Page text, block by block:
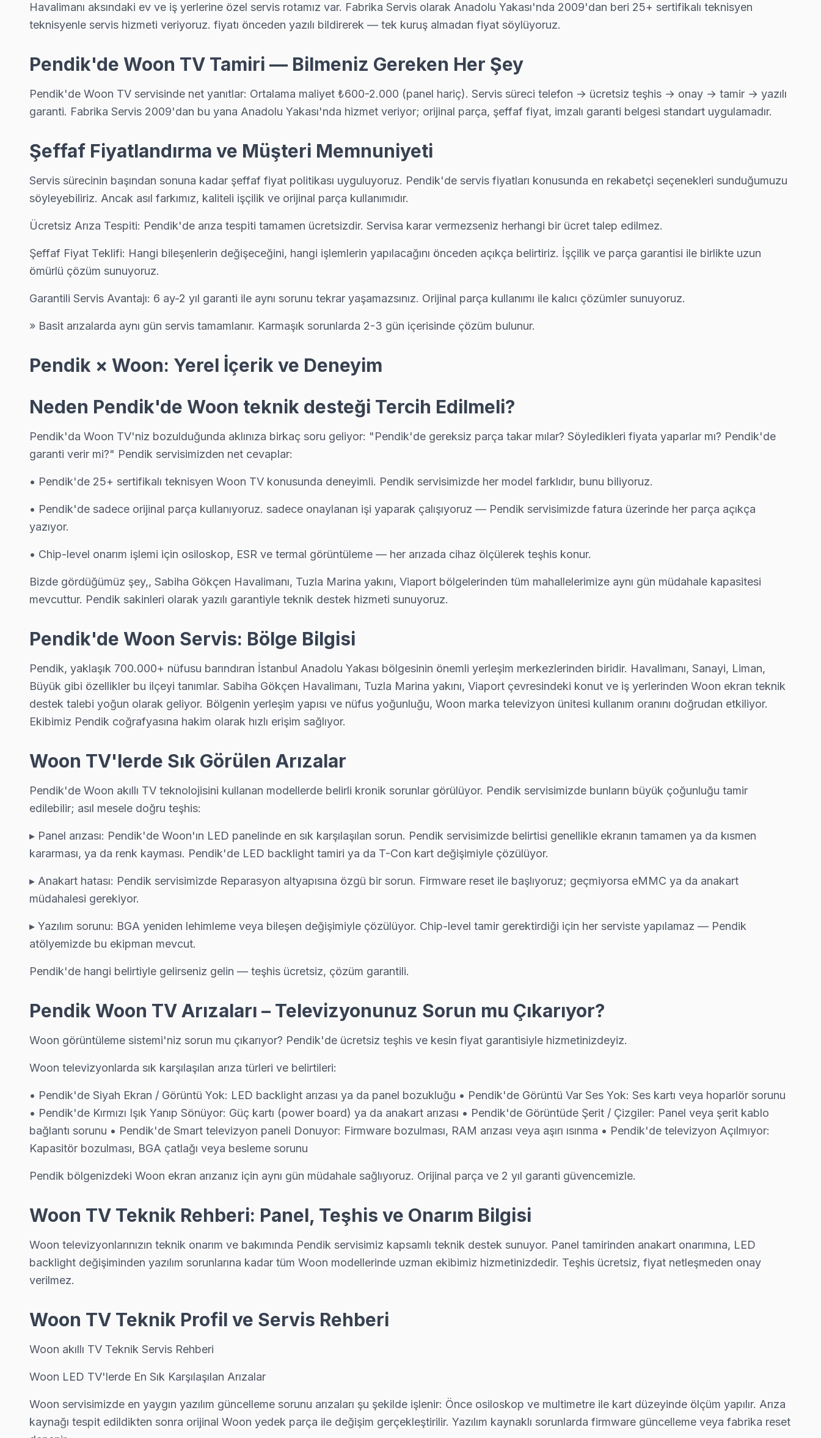
Pendik Woon Servis →
Woon marka TV'niz Emirli'de çalışmıyorsa teknik ekibimizi arayın: ücretsiz telefon danışmanlığıyla sorunu yönlendiriyoruz, gereksiz ev ziyareti yapmıyoruz.
Pendik Woon Servis →
Ertuğrul Gazi Woon Servis
Woon TV'niz Ertuğrul Gazi'de arıza yaptıysa taşımanıza gerek yok — teknik ekibimiz Ertuğrul Gazi adresine aynı gün geliyor, teşhis ücretsiz.
Esenler Woon Servis
Esenler'den gelen Woon TV arızaları arasında en sık güç kartı ve anakart sorunları görülüyor. Pendik servisimizde bu arızaları genellikle aynı gün tamamlıyoruz.
Esenler Woon Anakart Tamiri →
Esenyalı Woon Servis
Esenyalı mahallesi Woon TV servisinde şeffaf çalışıyoruz: hangi parçanın değiştiğini, maliyet dağılımını ve garanti kapsamını müşteri önünde anlatıyoruz. Pendik standartlarımız bu.
Woon Servis Merkezi →
Fatih bölgesindeki Woon kullanıcıları için haftanın 7 günü servis; Pendik ekibimiz pazar ve resmi tatilde de normal ücret tarifesiyle çalışıyor.
Pendik TV Servis Merkezi →
Woon TV'de T-Con kart arızası Fevzi Çakmak mahallesinde sık karşılaştığımız bir sorun. Orijinal T-Con ile değişim yapıyoruz, renk bozukluğu ve ekran titremesi geçiyor.
Göçbeyli Woon Servis
Pendik'da Göçbeyli mahallesi için Woon TV fiyat teklifi almak istiyorsanız arıza fotoğrafını WhatsApp'tan gönderin — 15 dakika içinde yazılı teklif iletiyoruz.
Göçbeyli Woon Anakart Tamiri →
Güllübağlar Woon Servis
Güzelyalı bölgesindeki Woon kullanıcıları için haftanın 7 günü servis; Pendik ekibimiz pazar ve resmi tatilde de normal ücret tarifesiyle çalışıyor.
Pendik TV Servis Merkezi →
Pendik Woon Servis →
Kavakpınar Woon Servis
Kavakpınar mahallesi Woon TV servisinde şeffaf çalışıyoruz: hangi parçanın değiştiğini, maliyet dağılımını ve garanti kapsamını müşteri önünde anlatıyoruz. Pendik standartlarımız bu.
Woon Servis Merkezi →
Kaynarca'den gelen Woon TV arızaları arasında en sık güç kartı ve anakart sorunları görülüyor. Pendik servisimizde bu arızaları genellikle aynı gün tamamlıyoruz.
Kaynarca Woon Anakart Tamiri →
Kurna Woon Servis
Pendik'da Kurna mahallesi Woon TV servisi için kapıya kadar ücretsiz teşhis yapıyoruz; tamir yapılmazsa ücret almıyoruz — bu taahhüdümüz.
Pendik Woon Servis →
Kurtdoğmuş Woon Servis
Kurtdoğmuş sakinleri Woon TV arızaları için sık bizi tercih ediyor: şeffaf fiyat, yazılı garanti, aynı gün servis. Pendik bölgesinde 6 ay işçilik garantisi.
Kurtdoğmuş Woon Açılmıyor Arıza →
Kurtköy Woon Servis
Kurtköy sakinleri için Woon TV tamir hizmetimiz: teşhis ücretsiz, yazılı fiyat, onay sonrası iş — Pendik'da müşteri memnuniyeti odaklı servis anlayışımız bu.
Orhangazi'deki Woon TV sahiplerinin yüzde sekseni tamir için bizi seçiyor çünkü Pendik genelinde 6 ay işçilik garantisi ve orijinal parça taahhüdü veriyoruz.
Orta bölgesindeki Woon kullanıcıları için haftanın 7 günü servis; Pendik ekibimiz pazar ve resmi tatilde de normal ücret tarifesiyle çalışıyor.
Ramazanoğlu Woon Servis
Pendik'da Ramazanoğlu bölgesindeki Woon kullanıcılarına not: yağlı veya nemli ortamda çalışan TV'lerde ısıl macun kuruması sık görülür. Ekibimiz bunu yerinde yeniliyor.
Woon Servis Merkezi →
Sanayi Woon Servis
Sanayi Woon Açılmıyor Arıza →
Sapanbağları Woon Servis
Sapanbağları sakinleri Woon TV arızaları için sık bizi tercih ediyor: şeffaf fiyat, yazılı garanti, aynı gün servis. Pendik bölgesinde 6 ay işçilik garantisi.
Sapanbağları Woon Açılmıyor Arıza →
Sülüntepe sakinleri için Woon TV tamir hizmetimiz: teşhis ücretsiz, yazılı fiyat, onay sonrası iş — Pendik'da müşteri memnuniyeti odaklı servis anlayışımız bu.
Şeyhli Woon Servis
Woon Servis Merkezi →
Velibaba Woon Servis
Havalimanı aksındaki ev ve iş yerlerine özel servis rotamız var. Fabrika Servis olarak Anadolu Yakası'nda 2009'dan beri 25+ sertifikalı teknisyen
teknisyenle servis hizmeti veriyoruz. fiyatı önceden yazılı bildirerek — tek kuruş almadan fiyat söylüyoruz.
Pendik'de Woon TV Tamiri — Bilmeniz Gereken Her Şey
Pendik'de Woon TV servisinde net yanıtlar: Ortalama maliyet ₺600-2.000 (panel hariç). Servis süreci telefon → ücretsiz teşhis → onay → tamir → yazılı
garanti. Fabrika Servis 2009'dan bu yana Anadolu Yakası'nda hizmet veriyor; orijinal parça, şeffaf fiyat, imzalı garanti belgesi standart uygulamadır.
Şeffaf Fiyatlandırma ve Müşteri Memnuniyeti
Servis sürecinin başından sonuna kadar şeffaf fiyat politikası uyguluyoruz. Pendik'de servis fiyatları konusunda en rekabetçi seçenekleri sunduğumuzu
söyleyebiliriz. Ancak asıl farkımız, kaliteli işçilik ve orijinal parça kullanımıdır.
Ücretsiz Arıza Tespiti: Pendik'de arıza tespiti tamamen ücretsizdir. Servisa karar vermezseniz herhangi bir ücret talep edilmez.
Şeffaf Fiyat Teklifi: Hangi bileşenlerin değişeceğini, hangi işlemlerin yapılacağını önceden açıkça belirtiriz. İşçilik ve parça garantisi ile birlikte uzun
ömürlü çözüm sunuyoruz.
Garantili Servis Avantajı: 6 ay-2 yıl garanti ile aynı sorunu tekrar yaşamazsınız. Orijinal parça kullanımı ile kalıcı çözümler sunuyoruz.
» Basit arızalarda aynı gün servis tamamlanır. Karmaşık sorunlarda 2-3 gün içerisinde çözüm bulunur.
Pendik × Woon: Yerel İçerik ve Deneyim
Neden Pendik'de Woon teknik desteği Tercih Edilmeli?
Pendik'da Woon TV'niz bozulduğunda aklınıza birkaç soru geliyor: "Pendik'de gereksiz parça takar mılar? Söyledikleri fiyata yaparlar mı? Pendik'de
garanti verir mi?" Pendik servisimizden net cevaplar:
• Pendik'de 25+ sertifikalı teknisyen Woon TV konusunda deneyimli. Pendik servisimizde her model farklıdır, bunu biliyoruz.
• Pendik'de sadece orijinal parça kullanıyoruz. sadece onaylanan işi yaparak çalışıyoruz — Pendik servisimizde fatura üzerinde her parça açıkça
yazıyor.
• Chip-level onarım işlemi için osiloskop, ESR ve termal görüntüleme — her arızada cihaz ölçülerek teşhis konur.
Bizde gördüğümüz şey,, Sabiha Gökçen Havalimanı, Tuzla Marina yakını, Viaport bölgelerinden tüm mahallelerimize aynı gün müdahale kapasitesi
mevcuttur. Pendik sakinleri olarak yazılı garantiyle teknik destek hizmeti sunuyoruz.
Pendik'de Woon Servis: Bölge Bilgisi
Pendik, yaklaşık 700.000+ nüfusu barındıran İstanbul Anadolu Yakası bölgesinin önemli yerleşim merkezlerinden biridir. Havalimanı, Sanayi, Liman,
Büyük gibi özellikler bu ilçeyi tanımlar. Sabiha Gökçen Havalimanı, Tuzla Marina yakını, Viaport çevresindeki konut ve iş yerlerinden Woon ekran teknik
destek talebi yoğun olarak geliyor. Bölgenin yerleşim yapısı ve nüfus yoğunluğu, Woon marka televizyon ünitesi kullanım oranını doğrudan etkiliyor.
Ekibimiz Pendik coğrafyasına hakim olarak hızlı erişim sağlıyor.
Woon TV'lerde Sık Görülen Arızalar
Pendik'de Woon akıllı TV teknolojisini kullanan modellerde belirli kronik sorunlar görülüyor. Pendik servisimizde bunların büyük çoğunluğu tamir
edilebilir; asıl mesele doğru teşhis:
▸ Panel arızası: Pendik'de Woon'ın LED panelinde en sık karşılaşılan sorun. Pendik servisimizde belirtisi genellikle ekranın tamamen ya da kısmen
kararması, ya da renk kayması. Pendik'de LED backlight tamiri ya da T-Con kart değişimiyle çözülüyor.
▸ Anakart hatası: Pendik servisimizde Reparasyon altyapısına özgü bir sorun. Firmware reset ile başlıyoruz; geçmiyorsa eMMC ya da anakart
müdahalesi gerekiyor.
▸ Yazılım sorunu: BGA yeniden lehimleme veya bileşen değişimiyle çözülüyor. Chip-level tamir gerektirdiği için her serviste yapılamaz — Pendik
atölyemizde bu ekipman mevcut.
Pendik'de hangi belirtiyle gelirseniz gelin — teşhis ücretsiz, çözüm garantili.
Pendik Woon TV Arızaları – Televizyonunuz Sorun mu Çıkarıyor?
Woon görüntüleme sistemi'niz sorun mu çıkarıyor? Pendik'de ücretsiz teşhis ve kesin fiyat garantisiyle hizmetinizdeyiz.
Woon televizyonlarda sık karşılaşılan arıza türleri ve belirtileri:
• Pendik'de Siyah Ekran / Görüntü Yok: LED backlight arızası ya da panel bozukluğu • Pendik'de Görüntü Var Ses Yok: Ses kartı veya hoparlör sorunu
• Pendik'de Kırmızı Işık Yanıp Sönüyor: Güç kartı (power board) ya da anakart arızası • Pendik'de Görüntüde Şerit / Çizgiler: Panel veya şerit kablo
bağlantı sorunu • Pendik'de Smart televizyon paneli Donuyor: Firmware bozulması, RAM arızası veya aşırı ısınma • Pendik'de televizyon Açılmıyor:
Kapasitör bozulması, BGA çatlağı veya besleme sorunu
Pendik bölgenizdeki Woon ekran arızanız için aynı gün müdahale sağlıyoruz. Orijinal parça ve 2 yıl garanti güvencemizle.
Woon TV Teknik Rehberi: Panel, Teşhis ve Onarım Bilgisi
Woon televizyonlarınızın teknik onarım ve bakımında Pendik servisimiz kapsamlı teknik destek sunuyor. Panel tamirinden anakart onarımına, LED
backlight değişiminden yazılım sorunlarına kadar tüm Woon modellerinde uzman ekibimiz hizmetinizdedir. Teşhis ücretsiz, fiyat netleşmeden onay
verilmez.
Woon TV Teknik Profil ve Servis Rehberi
Woon akıllı TV Teknik Servis Rehberi
Woon LED TV'lerde En Sık Karşılaşılan Arızalar
Woon servisimizde en yaygın yazılım güncelleme sorunu arızaları şu şekilde işlenir: Önce osiloskop ve multimetre ile kart düzeyinde ölçüm yapılır. Arıza
kaynağı tespit edildikten sonra orijinal Woon yedek parça ile değişim gerçekleştirilir. Yazılım kaynaklı sorunlarda firmware güncelleme veya fabrika reset